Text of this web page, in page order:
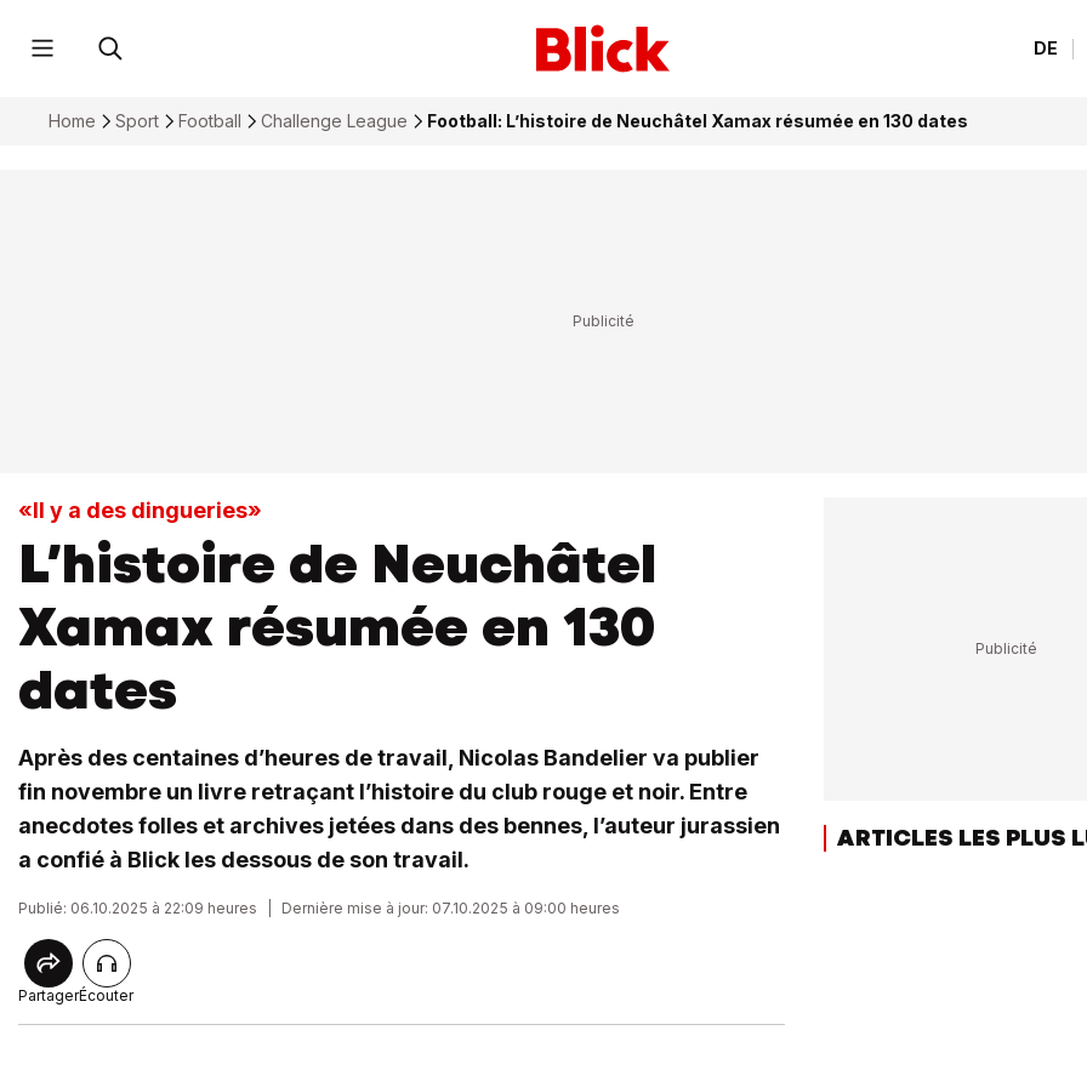
DE
Home Sport Football Challenge League Football: L’histoire de Neuchâtel Xamax résumée en 130 dates
«Il y a des dingueries»
L’histoire de Neuchâtel
Xamax résumée en 130
dates
Après des centaines d’heures de travail, Nicolas Bandelier va publier
fin novembre un livre retraçant l’histoire du club rouge et noir. Entre
anecdotes folles et archives jetées dans des bennes, l’auteur jurassien
a confié à Blick les dessous de son travail.
Publié: 06.10.2025 à 22:09 heures Dernière mise à jour: 07.10.2025 à 09:00 heures
PartagerÉcouter
ARTICLES LES PLUS